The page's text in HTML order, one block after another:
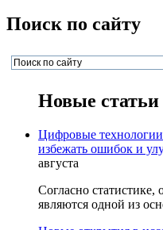
Поиск по сайту
Новые статьи
Цифровые
избежать ошибок и
августа
Согласно статистике,
являются одной из